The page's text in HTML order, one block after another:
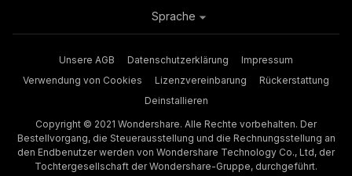
Unsere AGB Datenschutzerklärung
Impressum
Verwendung von Cookies
Lizenzvereinbarung
Rückerstattung
Deinstallieren
Copyright © 2021 Wondershare. Alle Rechte vorbehalten. Der
Bestellvorgang, die Steuerausstellung und die Rechnungsstellung an
den Endbenutzer werden von Wondershare Technology Co., Ltd, der
Tochtergesellschaft der Wondershare-Gruppe, durchgeführt.
Sprache